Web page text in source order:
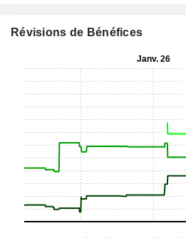
Révisions de Bénéfices